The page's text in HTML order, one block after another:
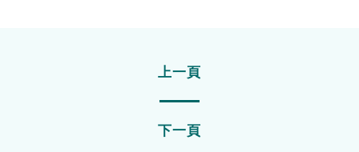
上一頁
下一頁